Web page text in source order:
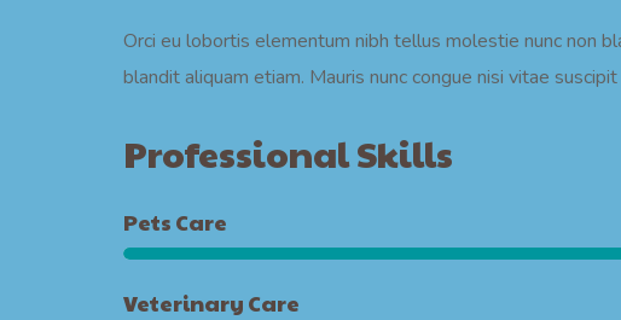
Orci eu lobortis elementum nibh tellus molestie nunc non
blandit aliquam etiam. Mauris nunc congue nisi vitae
Professional Skills
Pets Care
Veterinary Care